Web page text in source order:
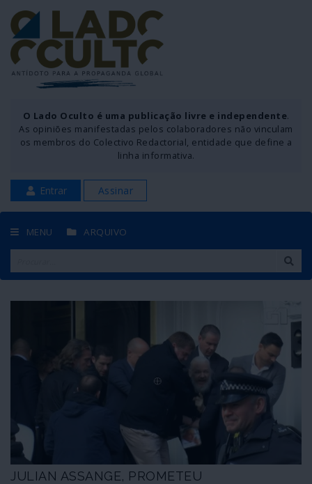
O Lado Oculto é uma publicação livre e independente.
As opiniões manifestadas pelos colaboradores não vinculam
os membros do Colectivo Redactorial, entidade que define a
linha informativa.
Entrar Assinar
MENU ARQUIVO
JULIAN ASSANGE, PROMETEU